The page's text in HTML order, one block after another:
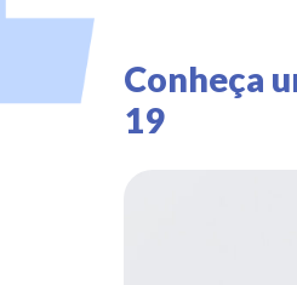
Conheça
19